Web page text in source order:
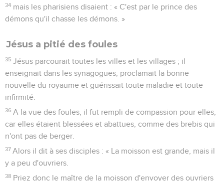
34 mais les pharisiens disaient : « C'est par le prince des
démons qu'il chasse les démons. »
Jésus a pitié des foules
35 Jésus parcourait toutes les villes et les villages ; il
enseignait dans les synagogues, proclamait la bonne
nouvelle du royaume et guérissait toute maladie et toute
infirmité.
36 A la vue des foules, il fut rempli de compassion pour elles,
car elles étaient blessées et abattues, comme des brebis qui
n'ont pas de berger.
37 Alors il dit à ses disciples : « La moisson est grande, mais il
y a peu d'ouvriers.
38 Priez donc le maître de la moisson d'envoyer des ouvriers